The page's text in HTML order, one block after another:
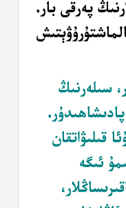
پەرقى بار.
سىلەرنىڭ
قىلىۋاتقان
ئىگە